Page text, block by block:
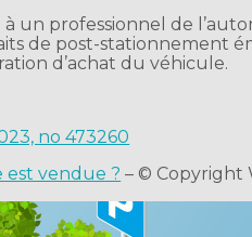
un professionnel de
de post-stationnement
d’achat du véhicule.
no 473260
est vendue ? – © Copyright